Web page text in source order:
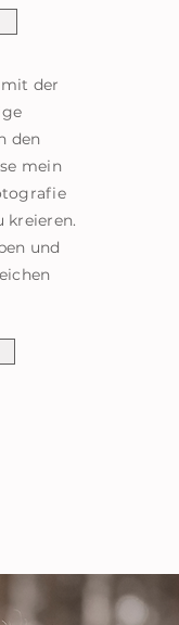
der
den
mein
kreieren.
und